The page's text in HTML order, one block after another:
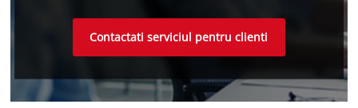
Contactati serviciul pentru clienti